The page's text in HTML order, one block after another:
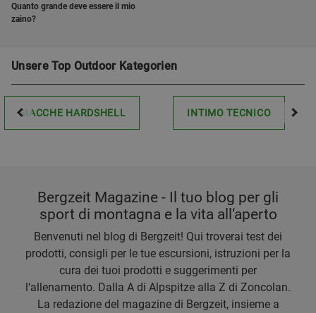
Quanto grande deve essere il mio
zaino?
Unsere Top Outdoor Kategorien
GIACCHE HARDSHELL INTIMO TECNICO
Bergzeit Magazine - Il tuo blog per gli
sport di montagna e la vita all‘aperto
Benvenuti nel blog di Bergzeit! Qui troverai test dei
prodotti, consigli per le tue escursioni, istruzioni per la
cura dei tuoi prodotti e suggerimenti per
l‘allenamento. Dalla A di Alpspitze alla Z di Zoncolan.
La redazione del magazine di Bergzeit, insieme a